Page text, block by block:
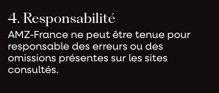
4. Responsabilité
AMZ-France ne peut être tenue pour
responsable des erreurs ou des
omissions présentes sur les sites
consultés.